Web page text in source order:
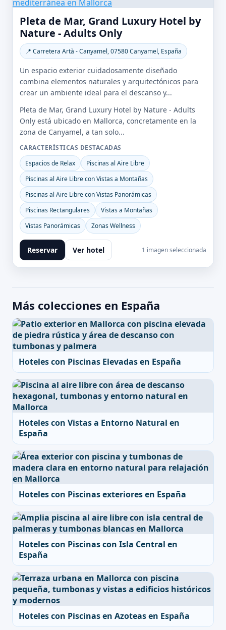
Pleta de Mar, Grand Luxury Hotel by
Nature - Adults Only
📍 Carretera Artà - Canyamel, 07580 Canyamel, España
Un espacio exterior cuidadosamente diseñado
combina elementos naturales y arquitectónicos para
crear un ambiente ideal para el descanso y...
Pleta de Mar, Grand Luxury Hotel by Nature - Adults
Only está ubicado en Mallorca, concretamente en la
zona de Canyamel, a tan solo...
CARACTERÍSTICAS DESTACADAS
Espacios de Relax
Piscinas al Aire Libre
Piscinas al Aire Libre con Vistas a Montañas
Piscinas al Aire Libre con Vistas Panorámicas
Piscinas Rectangulares
Vistas a Montañas
Vistas Panorámicas
Zonas Wellness
Reservar Ver hotel 1 imagen seleccionada
Más colecciones en España
Hoteles con Piscinas Elevadas en España
Hoteles con Vistas a Entorno Natural en
España
Hoteles con Piscinas exteriores en España
Hoteles con Piscinas con Isla Central en
España
Hoteles con Piscinas en Azoteas en España